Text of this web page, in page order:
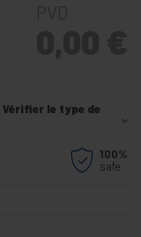
Vérifier le type de
100%
safe